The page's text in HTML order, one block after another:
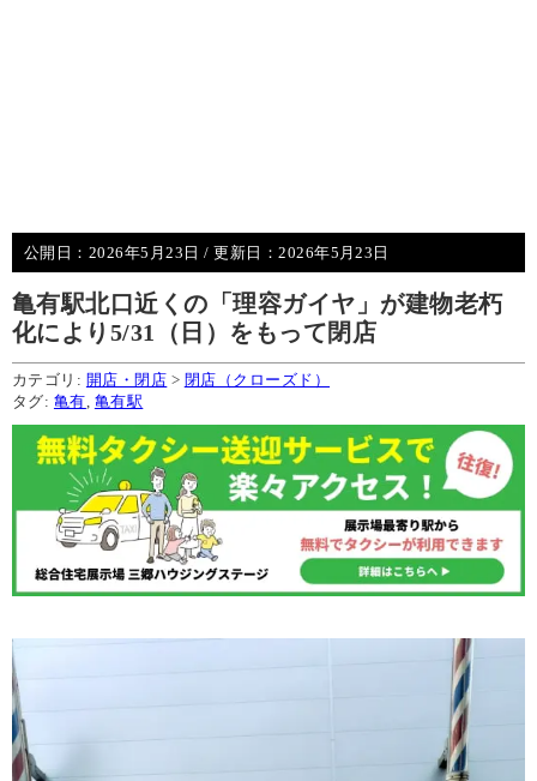
公開日： 2026年5月23日 / 更新日：2026年5月23日
亀有駅北口近くの「理容ガイヤ」が建物老朽
化により5/31（日）をもって閉店
カテゴリ: 開店・閉店 > 閉店（クローズド）
タグ: 亀有 亀有駅